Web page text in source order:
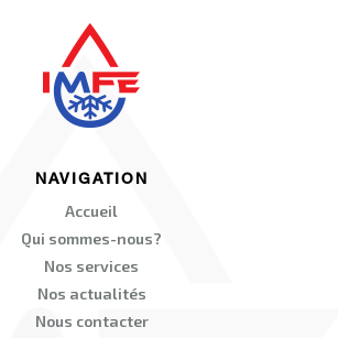
NAVIGATION
Accueil
Qui sommes-nous?
Nos services
Nos actualités
Nous contacter